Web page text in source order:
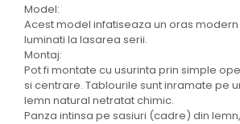
Model:
Acest model infatiseaza un oras
luminati la lasarea serii.
Montaj:
Pot fi montate cu usurinta prin simple
si centrare. Tablourile sunt inramate pe
lemn natural netratat chimic.
Panza intinsa pe sasiuri (cadre) din